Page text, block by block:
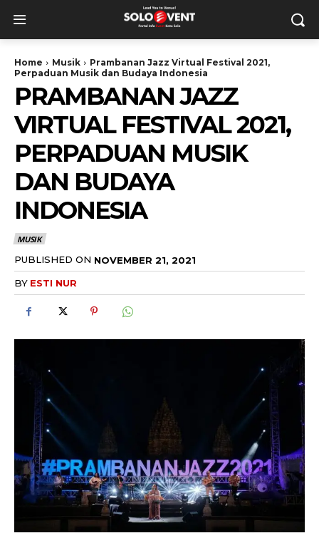
Home Musik
Prambanan Jazz Virtual Festival 2021,
Perpaduan Musik dan Budaya Indonesia
PRAMBANAN JAZZ
VIRTUAL FESTIVAL 2021,
PERPADUAN MUSIK
DAN BUDAYA
INDONESIA
MUSIK
PUBLISHED ON NOVEMBER 21, 2021
BY ESTI NUR